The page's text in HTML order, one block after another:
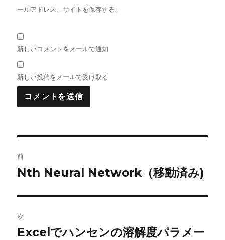
ールアドレス、サイトを保存する。
新しいコメントをメールで通知
新しい投稿をメールで受け取る
稿
ビ
ゲ
前
前
投
稿:
Nth Neural Network（移動済み)
次
次
Excelでハンセンの溶解度パラメー